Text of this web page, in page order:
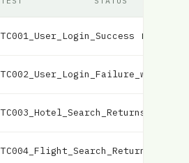
TC001_User_Login_Success Fallido